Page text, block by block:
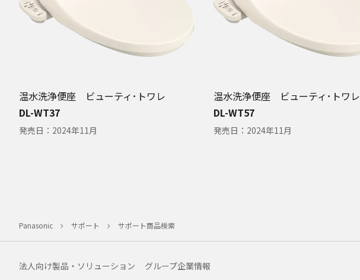
温水洗浄便座 ビューティ･トワレ
DL-WT37
発売日： 2024年11月
温水洗浄便座 ビューティ･トワレ
DL-WT57
発売日： 2024年11月
Panasonic サポート サポート商品検索
法人向け製品・ソリューション グループ企業情報